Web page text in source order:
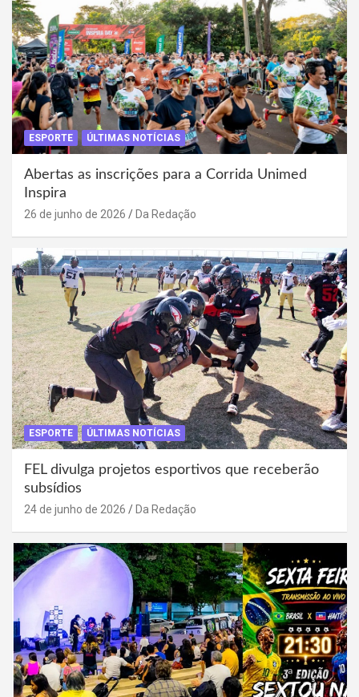
ESPORTE ÚLTIMAS NOTÍCIAS
Abertas as inscrições para a Corrida Unimed
Inspira
26 de junho de 2026 Da Redação
ESPORTE ÚLTIMAS NOTÍCIAS
FEL divulga projetos esportivos que receberão
subsídios
24 de junho de 2026 Da Redação